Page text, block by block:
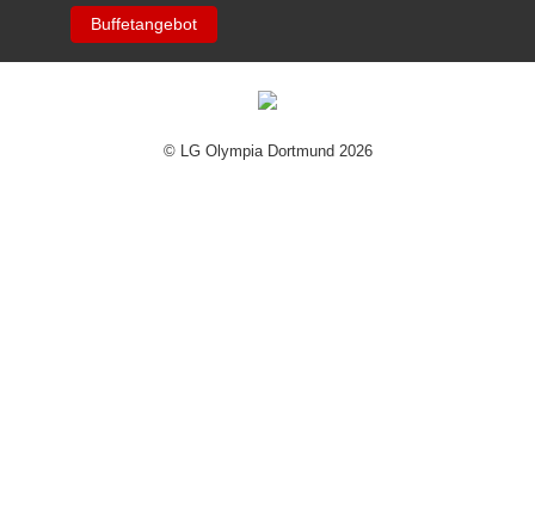
Buffetangebot
© LG Olympia Dortmund 2026